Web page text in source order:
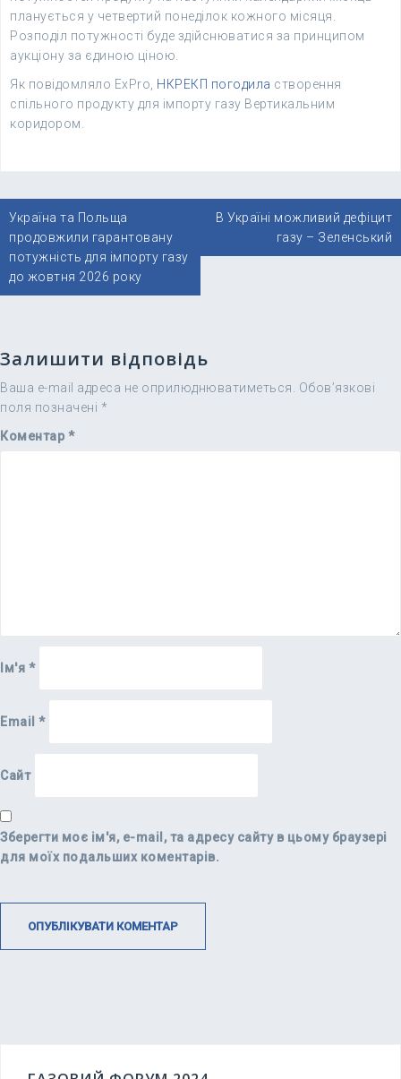
планується у четвертий понеділок кожного місяця.
Розподіл потужності буде здійснюватися за принципом
аукціону за єдиною ціною.
Як повідомляло ExPro, НКРЕКП погодила створення
спільного продукту для імпорту газу Вертикальним
коридором.
Навігація
записів
Україна та Польща
продовжили гарантовану
потужність для імпорту газу
до жовтня 2026 року
В Україні можливий дефіцит
газу – Зеленський
Залишити відповідь
Ваша e-mail адреса не оприлюднюватиметься.
Обов’язкові
поля позначені *
Коментар *
Ім'я *
Email *
Сайт
Зберегти моє ім'я, e-mail, та адресу сайту в цьому браузері
для моїх подальших коментарів.